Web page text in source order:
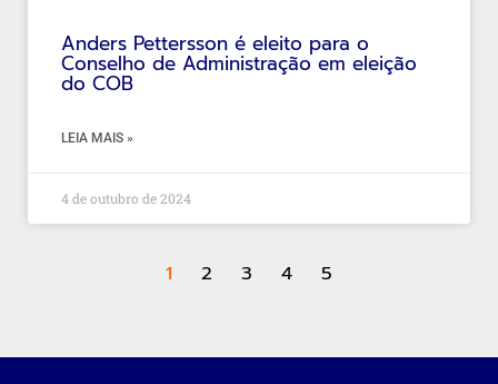
Anders Pettersson é eleito para o
Conselho de Administração em eleição
do COB
LEIA MAIS »
4 de outubro de 2024
1 2 3 4 5